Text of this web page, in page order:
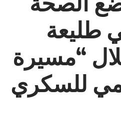
طليعة
“مسيرة
للسكري